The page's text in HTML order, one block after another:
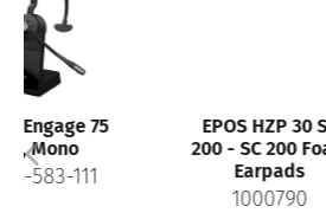
EPOS HZP 30 SC
200 - SC 200 Foam